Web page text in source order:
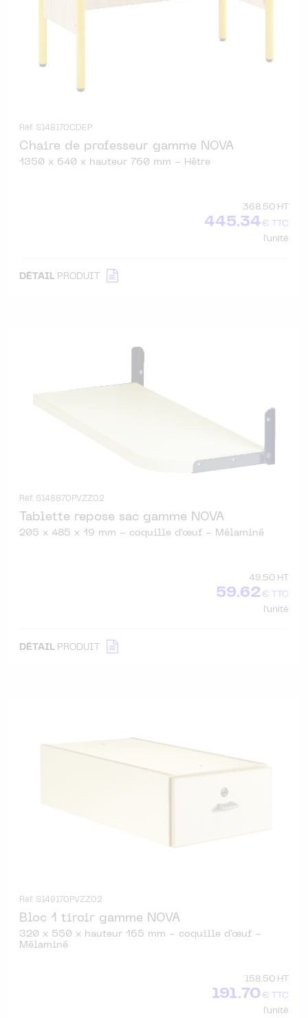
Réf. S148170CDEP
Chaire de professeur gamme NOVA
1350 x 640 x hauteur 760 mm - Hêtre
368.50 HT
445.34€ TTC
l'unité
DÉTAIL PRODUIT
Réf. S148870PVZZ02
Tablette repose sac gamme NOVA
205 x 485 x 19 mm - coquille d'œuf - Mélaminé
49.50 HT
59.62€ TTC
l'unité
DÉTAIL PRODUIT
Réf. S149170PVZZ02
Bloc 1 tiroir gamme NOVA
320 x 550 x hauteur 165 mm - coquille d'œuf -
Mélaminé
158.50 HT
191.70€ TTC
l'unité